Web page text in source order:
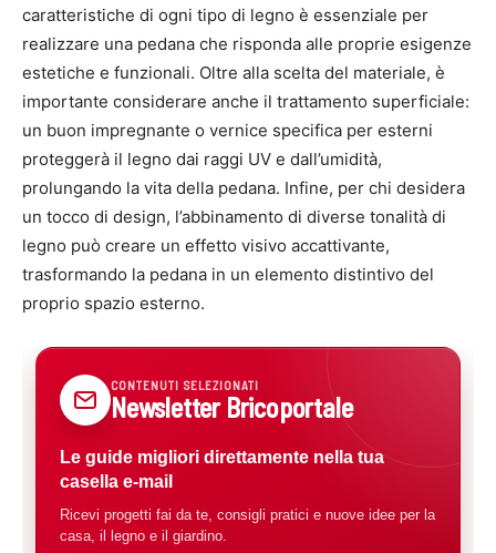
caratteristiche di ogni tipo di legno è essenziale per
realizzare una pedana che risponda alle proprie esigenze
estetiche e funzionali. Oltre alla scelta del materiale, è
importante considerare anche il trattamento superficiale:
un buon impregnante o vernice specifica per esterni
proteggerà il legno dai raggi UV e dall’umidità,
prolungando la vita della pedana. Infine, per chi desidera
un tocco di design, l’abbinamento di diverse tonalità di
legno può creare un effetto visivo accattivante,
trasformando la pedana in un elemento distintivo del
proprio spazio esterno.
CONTENUTI SELEZIONATI
Newsletter Bricoportale
Le guide migliori direttamente nella tua
casella e-mail
Ricevi progetti fai da te, consigli pratici e nuove idee per la
casa, il legno e il giardino.